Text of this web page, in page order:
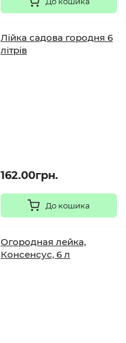
Лійка садова городня 6
літрів
162.00грн.
До кошика
Огородная лейка,
Консенсус, 6 л